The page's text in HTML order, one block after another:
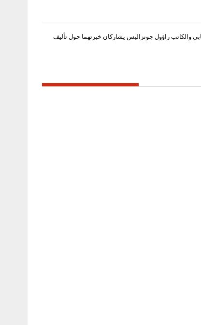
والكاتب راؤول جونزاليس يشاركان خبرتهما حول تأليف